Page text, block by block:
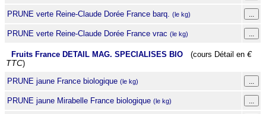
PRUNE verte Reine-Claude Dorée France barq. (le kg)
PRUNE verte Reine-Claude Dorée France vrac (le kg)
Fruits France DETAIL MAG. SPECIALISES BIO (cours Détail en €
TTC)
PRUNE jaune France biologique (le kg)
PRUNE jaune Mirabelle France biologique (le kg)